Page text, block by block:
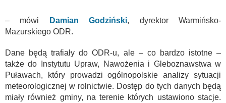
– mówi Damian Godziński, dyrektor Warmińsko-
Mazurskiego ODR.
Dane będą trafiały do ODR-u, ale – co bardzo istotne –
także do Instytutu Upraw, Nawożenia i Gleboznawstwa w
Puławach, który prowadzi ogólnopolskie analizy sytuacji
meteorologicznej w rolnictwie. Dostęp do tych danych będą
miały również gminy, na terenie których ustawiono stacje.